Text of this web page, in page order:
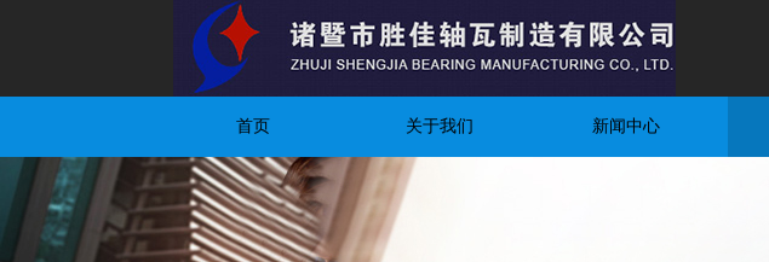
首页 关于我们 新闻中心